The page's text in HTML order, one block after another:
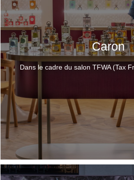
Caron